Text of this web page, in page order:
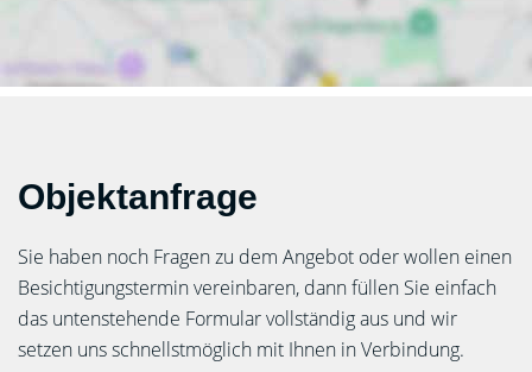
Objektanfrage
Sie haben noch Fragen zu dem Angebot oder wollen einen
Besichtigungstermin vereinbaren, dann füllen Sie einfach
das untenstehende Formular vollständig aus und wir
setzen uns schnellstmöglich mit Ihnen in Verbindung.